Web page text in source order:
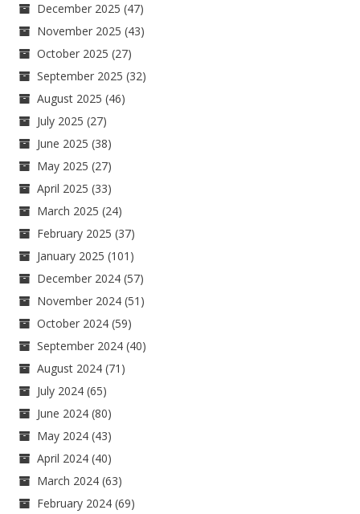
December 2025 (47)
November 2025 (43)
October 2025 (27)
September 2025 (32)
August 2025 (46)
July 2025 (27)
June 2025 (38)
May 2025 (27)
April 2025 (33)
March 2025 (24)
February 2025 (37)
January 2025 (101)
December 2024 (57)
November 2024 (51)
October 2024 (59)
September 2024 (40)
August 2024 (71)
July 2024 (65)
June 2024 (80)
May 2024 (43)
April 2024 (40)
March 2024 (63)
February 2024 (69)